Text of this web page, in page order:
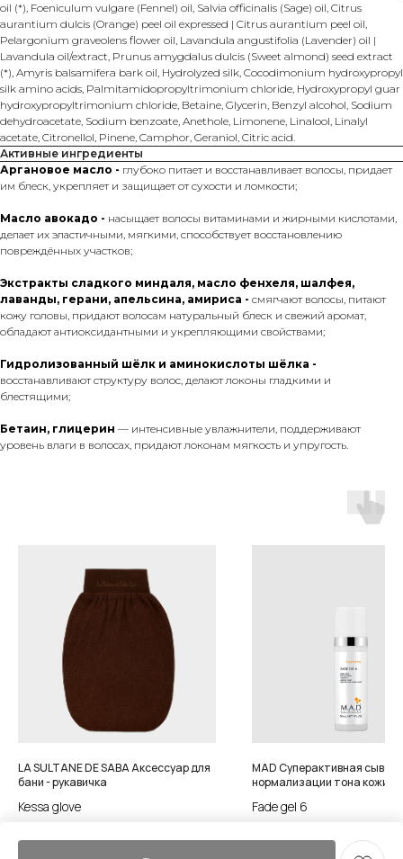
oil (*), Foeniculum vulgare (Fennel) oil, Salvia officinalis (Sage) oil, Citrus
aurantium dulcis (Orange) peel oil expressed | Citrus aurantium peel oil,
Pelargonium graveolens flower oil, Lavandula angustifolia (Lavender) oil |
Lavandula oil/extract, Prunus amygdalus dulcis (Sweet almond) seed extract
(*), Amyris balsamifera bark oil, Hydrolyzed silk, Cocodimonium hydroxypropyl
silk amino acids, Palmitamidopropyltrimonium chloride, Hydroxypropyl guar
hydroxypropyltrimonium chloride, Betaine, Glycerin, Benzyl alcohol, Sodium
dehydroacetate, Sodium benzoate, Anethole, Limonene, Linalool, Linalyl
acetate, Citronellol, Pinene, Camphor, Geraniol, Citric acid.
Активные ингредиенты
Аргановое масло - глубоко питает и восстанавливает волосы, придает
им блеск, укрепляет и защищает от сухости и ломкости;
Масло авокадо - насыщает волосы витаминами и жирными кислотами,
делает их эластичными, мягкими, способствует восстановлению
повреждённых участков;
Экстракты сладкого миндаля, масло фенхеля, шалфея,
лаванды, герани, апельсина, амириса - смягчают волосы, питают
кожу головы, придают волосам натуральный блеск и свежий аромат,
обладают антиоксидантными и укрепляющими свойствами;
Гидролизованный шёлк и аминокислоты шёлка -
восстанавливают структуру волос, делают локоны гладкими и
блестящими;
Бетаин, глицерин — интенсивные увлажнители, поддерживают
уровень влаги в волосах, придают локонам мягкость и упругость.
LA SULTANE DE SABA Аксессуар для
бани - рукавичка
Kessa glove
MAD Суперактивная
нормализации тона кожи
Fade gel 6